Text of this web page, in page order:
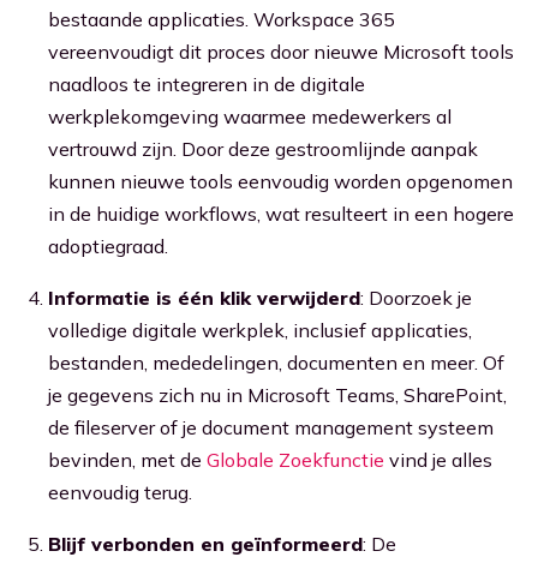
bestaande applicaties. Workspace 365
vereenvoudigt dit proces door nieuwe Microsoft tools
naadloos te integreren in de digitale
werkplekomgeving waarmee medewerkers al
vertrouwd zijn. Door deze gestroomlijnde aanpak
kunnen nieuwe tools eenvoudig worden opgenomen
in de huidige workflows, wat resulteert in een hogere
adoptiegraad.
Informatie is één klik verwijderd: Doorzoek je
volledige digitale werkplek, inclusief applicaties,
bestanden, mededelingen, documenten en meer. Of
je gegevens zich nu in Microsoft Teams, SharePoint,
de fileserver of je document management systeem
bevinden, met de Globale Zoekfunctie vind je alles
eenvoudig terug.
Blijf verbonden en geïnformeerd: De